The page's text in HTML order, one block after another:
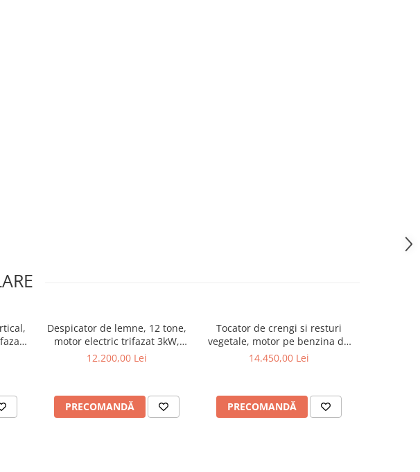
Despicator de lemne, 12 tone,
motor electric trifazat 3kW,
Ceccato Olindo SPLE12T
12.200,00 Lei
PRECOMANDĂ
Tocator de crengi si resturi
vegetale, motor pe benzina de
15 CP, Jansen GTS-1500E
14.450,00 Lei
PRECOMANDĂ